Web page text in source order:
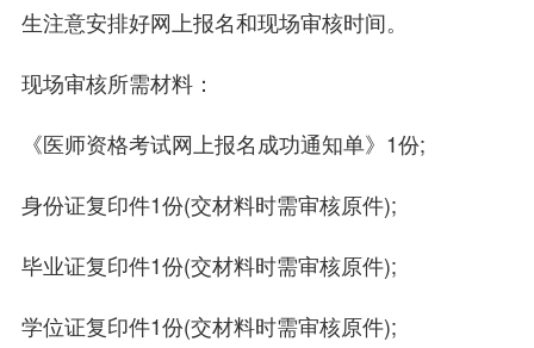
生注意安排好网上报名和现场审核时间。
现场审核所需材料：
《医师资格考试网上报名成功通知单》1份;
身份证复印件1份(交材料时需审核原件);
毕业证复印件1份(交材料时需审核原件);
学位证复印件1份(交材料时需审核原件);